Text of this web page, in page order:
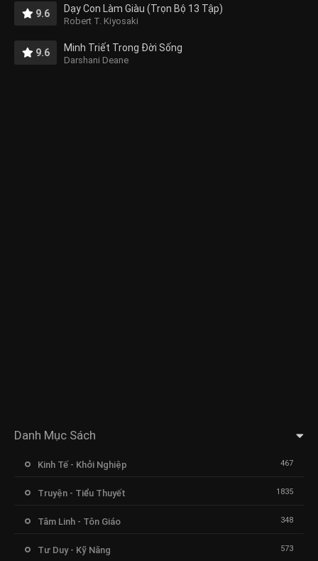
9.6 Dạy Con Làm Giàu (Trọn Bộ 13 Tập)
Robert T. Kiyosaki
9.6 Minh Triết Trong Đời Sống
Darshani Deane
Danh Mục Sách
Kinh Tế - Khởi Nghiệp 467
Truyện - Tiểu Thuyết 1835
Tâm Linh - Tôn Giáo 348
Tư Duy - Kỹ Năng 573